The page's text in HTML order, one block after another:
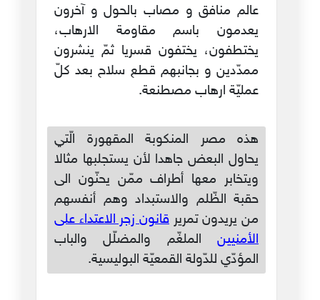
عالم منافق و مصاب بالحول و آخرون
يعدمون باسم مقاومة الارهاب،
يختطفون، يختفون قسريا ثمّ ينشرون
ممدّدين و بجانبهم قطع سلاح بعد كلّ
عمليّة ارهاب مصطنعة.
هذه مصر المنكوبة المقهورة الّتي
يحاول البعض جاهدا لأن يستجلبها مثالا
ويتخابر معها أطراف ممّن يحنّون الى
حقبة الظّلم والاستبداد وهم أنفسهم
من يريدون تمرير قانون زجر الاعتداء على
الأمنيين الملغّم والمضلّل والباب
المؤدّي للدّولة القمعيّة البوليسية.